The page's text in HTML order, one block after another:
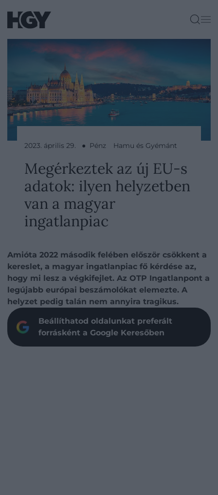
2023. április 29. ● Pénz Hamu és Gyémánt
Megérkeztek az új EU-s
adatok: ilyen helyzetben
van a magyar
ingatlanpiac
Amióta 2022 második felében először csökkent a
kereslet, a magyar ingatlanpiac fő kérdése az,
hogy mi lesz a végkifejlet. Az OTP Ingatlanpont a
legújabb európai beszámolókat elemezte. A
helyzet pedig talán nem annyira tragikus.
Beállíthatod oldalunkat preferált
forrásként a Google Keresőben